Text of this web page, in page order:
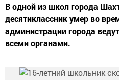
В одной из школ города
десятиклассник умер во
администрации города
всеми органами.